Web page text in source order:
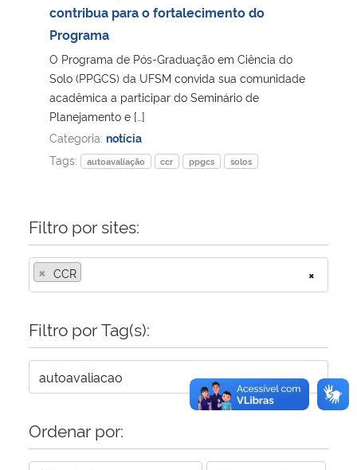
Ministério da Mulher, da Família e dos Direitos Humanos
Secretaria-Geral
Secretaria de Governo
Gabinete de Segurança Institucional
Banco Central do Brasil
Planalto
contribua para o fortalecimento do
Programa
O Programa de Pós-Graduação em Ciência do
Solo (PPGCS) da UFSM convida sua comunidade
acadêmica a participar do Seminário de
Planejamento e […]
Categoria: notícia
Tags:
autoavaliação ccr ppgcs solos
Filtro por sites:
×
× CCR
Filtro por Tag(s):
Ordenar por: